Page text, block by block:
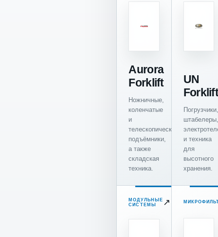
Aurora
Forklift
Ножничные,
коленчатые
и
телескопические
подъёмники,
а также
складская
техника.
UN
Погрузчики,
штабелеры,
и техника
для
высотного
хранения.
МОДУЛЬНЫЕ
СИСТЕМЫ
↗